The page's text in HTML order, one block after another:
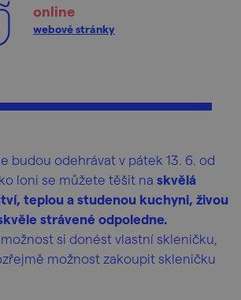
online
webové stránky
budou odehrávat v pátek 13. 6. od
loni se můžete těšit na skvělá
teplou a studenou kuchyni, živou
strávené odpoledne.
si donést vlastní skleničku,
možnost zakoupit skleničku